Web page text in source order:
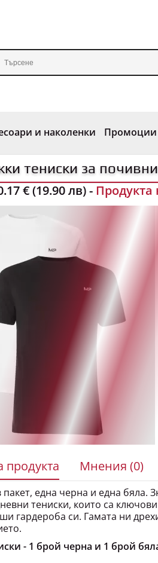
и наколенки Промоции
тениски за
€ (19.90 лв)- Продукта
Мнения (0)
една черна и една бяла.
тениски, които са
гардероба си. Гамата ни
- 1 брой черна и 1 брой